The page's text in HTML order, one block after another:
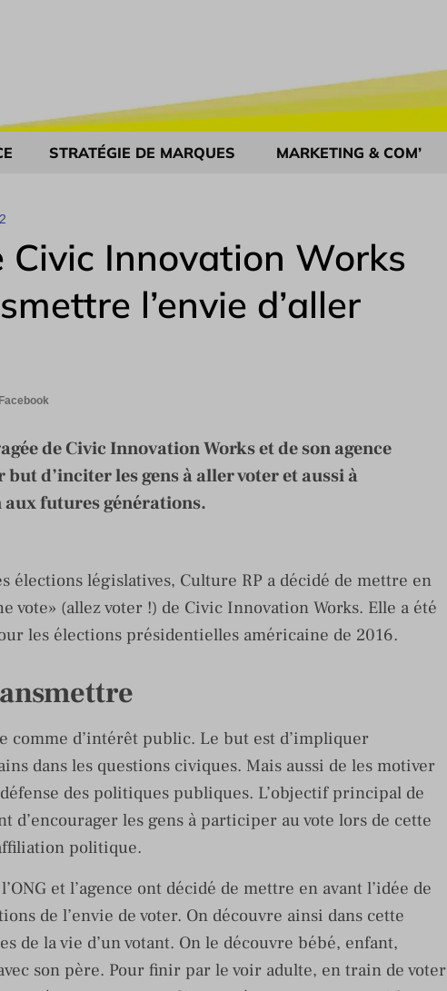
STRATÉGIE DE MARQUES MARKETING & COM’
Civic Innovation Works
l’envie d’aller
Facebook
de Civic Innovation Works et de son agence
d’inciter les gens à aller voter et aussi à
futures générations.
élections législatives, Culture RP a décidé de mettre en
vote» (allez voter !) de Civic Innovation Works. Elle a été
les élections présidentielles américaine de 2016.
comme d’intérêt public. Le but est d’impliquer
dans les questions civiques. Mais aussi de les motiver
des politiques publiques. L’objectif principal de
d’encourager les gens à participer au vote lors de cette
politique.
et l’agence ont décidé de mettre en avant l’idée de
de l’envie de voter. On découvre ainsi dans cette
de la vie d’un votant. On le découvre bébé, enfant,
son père. Pour finir par le voir adulte, en train de voter